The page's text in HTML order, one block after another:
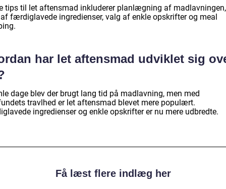
tips til let aftensmad inkluderer planlægning af madlavningen,
færdiglavede ingredienser, valg af enkle opskrifter og meal
har let aftensmad udviklet sig
dage blev der brugt lang tid på madlavning, men med
travlhed er let aftensmad blevet mere populært.
ingredienser og enkle opskrifter er nu mere udbredte.
Få læst flere indlæg her